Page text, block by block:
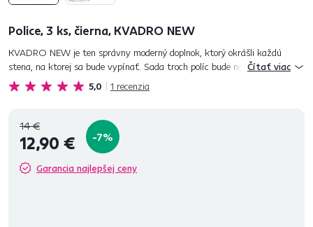
Police, 3 ks, čierna, KVADRO NEW
5,0 1 recenzia
KVADRO NEW je ten správny moderný doplnok, ktorý okrášli každú
stena, na ktorej sa bude vypínať. Sada troch políc bude najlepším
priateľom vašich dekoračných prvkov. Ich umiestnenie je jednoduché...
Čítať viac
14 €
12,90 € -7%
Garancia najlepšej ceny